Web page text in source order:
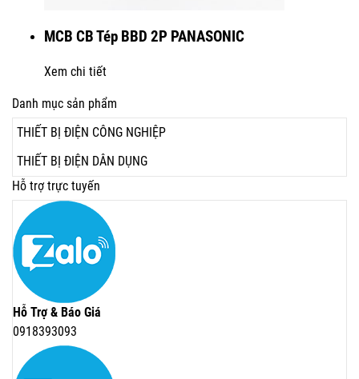
Danh mục sản phẩm
THIẾT BỊ ĐIỆN CÔNG NGHIỆP
THIẾT BỊ ĐIỆN DÂN DỤNG
Hỗ trợ trực tuyến
Hỗ Trợ & Báo Giá
0918393093
MCB CB Tép BBD 2P PANASONIC
Xem chi tiết